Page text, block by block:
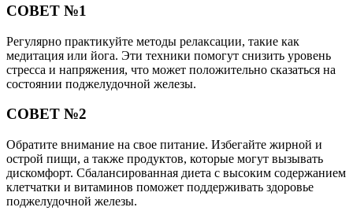
СОВЕТ №1
Регулярно практикуйте методы релаксации, такие как
медитация или йога. Эти техники помогут снизить уровень
стресса и напряжения, что может положительно сказаться на
состоянии поджелудочной железы.
СОВЕТ №2
Обратите внимание на свое питание. Избегайте жирной и
острой пищи, а также продуктов, которые могут вызывать
дискомфорт. Сбалансированная диета с высоким содержанием
клетчатки и витаминов поможет поддерживать здоровье
поджелудочной железы.